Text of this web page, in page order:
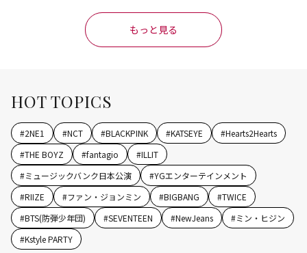
もっと見る
HOT TOPICS
#2NE1 #NCT #BLACKPINK #KATSEYE #Hearts2Hearts
#THE BOYZ #fantagio #ILLIT
#ミュージックバンク日本公演 #YGエンターテインメント
#RIIZE #ファン・ジョンミン #BIGBANG #TWICE
#BTS(防弾少年団) #SEVENTEEN #NewJeans #ミン・ヒジン
#Kstyle PARTY